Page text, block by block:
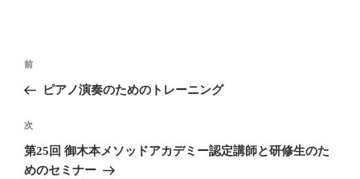
投
ナ
ビ
ゲ
ー
前
の
稿
前
ピアノ演奏のためのトレーニング
次
の
投
次
第25回 御木本メソッドアカデミー認定講師と研修生のた
めのセミナー